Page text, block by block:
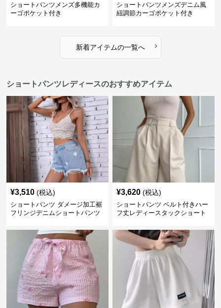
ショートパンツメンズ多機能カ
ーゴポケット付き
ショートパンツメンズデニム風
紐調節カーゴポケット付き
新着アイテムの一覧へ ›
ショートパンツレディースのおすすめアイテム
¥3,510 (税込)
ショートパンツ ダメージ加工裾
フリンジデニムショートパンツ
¥3,620 (税込)
ショートパンツ ベルト付きハー
フ丈レディースタックショート